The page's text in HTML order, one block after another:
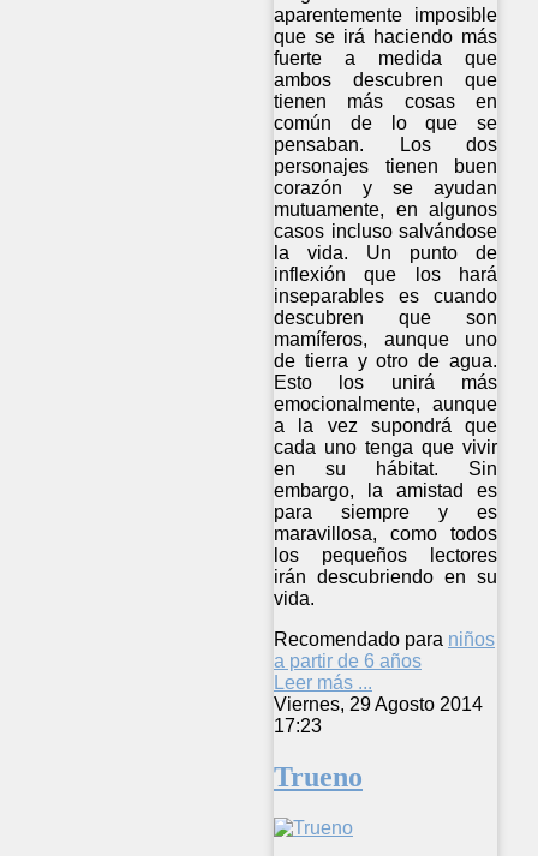
aparentemente imposible
que se irá haciendo más
fuerte a medida que
ambos descubren que
tienen más cosas en
común de lo que se
pensaban. Los dos
personajes tienen buen
corazón y se ayudan
mutuamente, en algunos
casos incluso salvándose
la vida. Un punto de
inflexión que los hará
inseparables es cuando
descubren que son
mamíferos, aunque uno
de tierra y otro de agua.
Esto los unirá más
emocionalmente, aunque
a la vez supondrá que
cada uno tenga que vivir
en su hábitat. Sin
embargo, la amistad es
para siempre y es
maravillosa, como todos
los pequeños lectores
irán descubriendo en su
vida.
Recomendado para niños
a partir de 6 años
Leer más ...
Viernes, 29 Agosto 2014
17:23
Trueno